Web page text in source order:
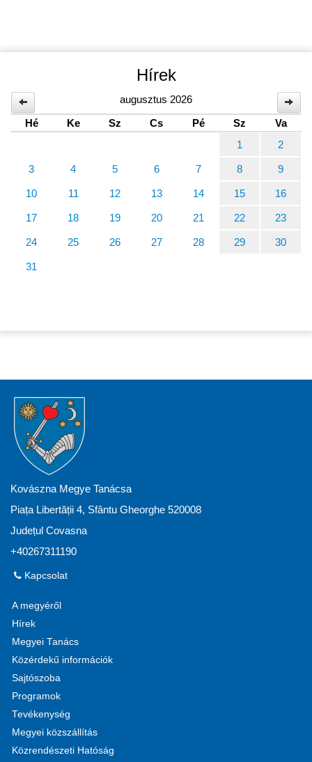
Hírek
augusztus 2026
Hé
Ke Sz Cs Pé Sz
Va
1
2
3 4 5 6 7 8 9
10 11 12 13 14 15 16
17 18 19 20 21 22 23
24 25 26 27 28 29 30
31
Kovászna Megye Tanácsa
Piața Libertății 4, Sfântu Gheorghe 520008
Județul Covasna
+40267311190
Kapcsolat
A megyéről
Hírek
Megyei Tanács
Közérdekű információk
Sajtószoba
Programok
Tevékenység
Megyei közszállítás
Közrendészeti Hatóság